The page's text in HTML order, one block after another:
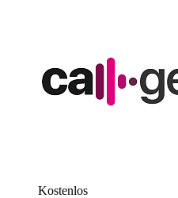
Kostenlos